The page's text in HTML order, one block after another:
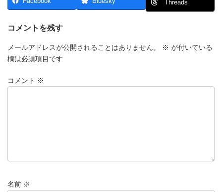
e
b
o
o
o
d
o
n
Threads
コメントを残す
メールアドレスが公開されることはありません。 ※ が付いている
欄は必須項目です
コメント ※
名前 ※